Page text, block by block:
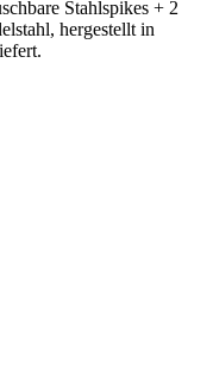
Stahlspikes + 2
hergestellt in